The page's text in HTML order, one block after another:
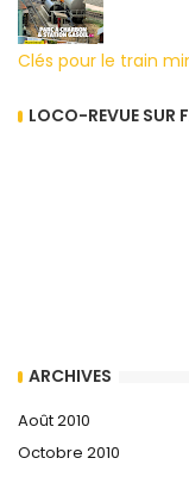
Clés pour le train
LOCO-REVUE SUR
ARCHIVES
Août 2010
Octobre 2010